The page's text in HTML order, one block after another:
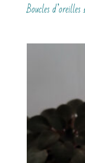
Boucles d’oreilles